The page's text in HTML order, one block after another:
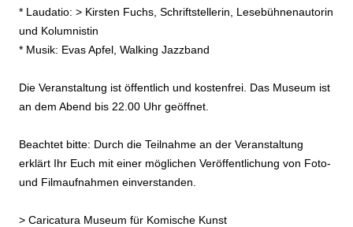
* Laudatio: > Kirsten Fuchs , Schriftstellerin, Lesebühnenautorin
und Kolumnistin
* Musik: Evas Apfel, Walking Jazzband
Die Veranstaltung ist öffentlich und kostenfrei. Das Museum ist
an dem Abend bis 22.00 Uhr geöffnet.
Beachtet bitte: Durch die Teilnahme an der Veranstaltung
erklärt Ihr Euch mit einer möglichen Veröffentlichung von Foto-
und Filmaufnahmen einverstanden.
> Caricatura Museum für Komische Kunst